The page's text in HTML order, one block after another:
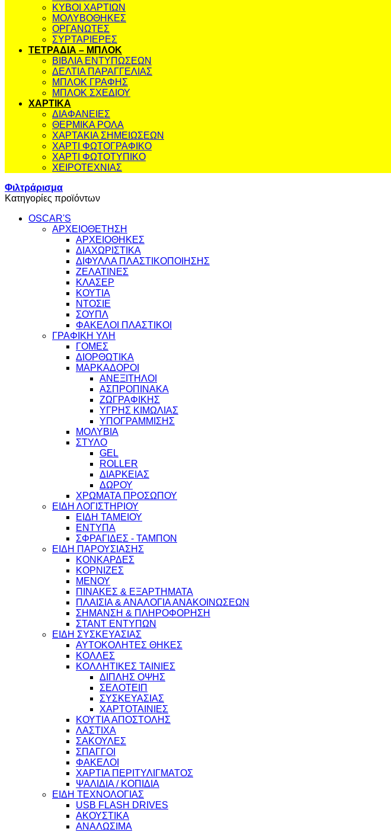
ΚΥΒΟΙ ΧΑΡΤΙΩΝ
ΜΟΛΥΒΟΘΗΚΕΣ
ΟΡΓΑΝΩΤΕΣ
ΣΥΡΤΑΡΙΕΡΕΣ
ΤΕΤΡΑΔΙΑ – ΜΠΛΟΚ
ΒΙΒΛΙΑ ΕΝΤΥΠΩΣΕΩΝ
ΔΕΛΤΙΑ ΠΑΡΑΓΓΕΛΙΑΣ
ΜΠΛΟΚ ΓΡΑΦΗΣ
ΜΠΛΟΚ ΣΧΕΔΙΟΥ
ΧΑΡΤΙΚΑ
ΔΙΑΦΑΝΕΙΕΣ
ΘΕΡΜΙΚΑ ΡΟΛΑ
ΧΑΡΤΑΚΙΑ ΣΗΜΕΙΩΣΕΩΝ
ΧΑΡΤΙ ΦΩΤΟΓΡΑΦΙΚΟ
ΧΑΡΤΙ ΦΩΤΟΤΥΠΙΚΟ
ΧΕΙΡΟΤΕΧΝΙΑΣ
Φιλτράρισμα
Κατηγορίες προϊόντων
OSCAR'S
ΑΡΧΕΙΟΘΕΤΗΣΗ
ΑΡΧΕΙΟΘΗΚΕΣ
ΔΙΑΧΩΡΙΣΤΙΚΑ
ΔΙΦΥΛΛΑ ΠΛΑΣΤΙΚΟΠΟΙΗΣΗΣ
ΖΕΛΑΤΙΝΕΣ
ΚΛΑΣΕΡ
ΚΟΥΤΙΑ
ΝΤΟΣΙΕ
ΣΟΥΠΛ
ΦΑΚΕΛΟΙ ΠΛΑΣΤΙΚΟΙ
ΓΡΑΦΙΚΗ ΥΛΗ
ΓΟΜΕΣ
ΔΙΟΡΘΩΤΙΚΑ
ΜΑΡΚΑΔΟΡΟΙ
ΑΝΕΞΙΤΗΛΟΙ
ΑΣΠΡΟΠΙΝΑΚΑ
ΖΩΓΡΑΦΙΚΗΣ
ΥΓΡΗΣ ΚΙΜΩΛΙΑΣ
ΥΠΟΓΡΑΜΜΙΣΗΣ
ΜΟΛΥΒΙΑ
ΣΤΥΛΟ
GEL
ROLLER
ΔΙΑΡΚΕΙΑΣ
ΔΩΡΟΥ
ΧΡΩΜΑΤΑ ΠΡΟΣΩΠΟΥ
ΕΙΔΗ ΛΟΓΙΣΤΗΡΙΟΥ
ΕΙΔΗ ΤΑΜΕΙΟΥ
ΕΝΤΥΠΑ
ΣΦΡΑΓΙΔΕΣ - ΤΑΜΠΟΝ
ΕΙΔΗ ΠΑΡΟΥΣΙΑΣΗΣ
ΚΟΝΚΑΡΔΕΣ
ΚΟΡΝΙΖΕΣ
ΜΕΝΟΥ
ΠΙΝΑΚΕΣ & ΕΞΑΡΤΗΜΑΤΑ
ΠΛΑΙΣΙΑ & ΑΝΑΛΟΓΙΑ ΑΝΑΚΟΙΝΩΣΕΩΝ
ΣΗΜΑΝΣΗ & ΠΛΗΡΟΦΟΡΗΣΗ
ΣΤΑΝΤ ΕΝΤΥΠΩΝ
ΕΙΔΗ ΣΥΣΚΕΥΑΣΙΑΣ
ΑΥΤΟΚΟΛΗΤΕΣ ΘΗΚΕΣ
ΚΟΛΛΕΣ
ΚΟΛΛΗΤΙΚΕΣ ΤΑΙΝΙΕΣ
ΔΙΠΛΗΣ ΟΨΗΣ
ΣΕΛΟΤΕΙΠ
ΣΥΣΚΕΥΑΣΙΑΣ
ΧΑΡΤΟΤΑΙΝΙΕΣ
ΚΟΥΤΙΑ ΑΠΟΣΤΟΛΗΣ
ΛΑΣΤΙΧΑ
ΣΑΚΟΥΛΕΣ
ΣΠΑΓΓΟΙ
ΦΑΚΕΛΟΙ
ΧΑΡΤΙΑ ΠΕΡΙΤΥΛΙΓΜΑΤΟΣ
ΨΑΛΙΔΙΑ / ΚΟΠΙΔΙΑ
ΕΙΔΗ ΤΕΧΝΟΛΟΓΙΑΣ
USB FLASH DRIVES
ΑΚΟΥΣΤΙΚΑ
ΑΝΑΛΩΣΙΜΑ